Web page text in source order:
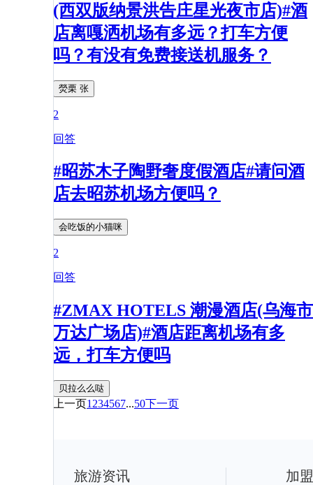
(西双版纳景洪告庄星光夜市店)#酒
店离嘎洒机场有多远？打车方便
吗？有没有免费接送机服务？
熒栗 张
2
回答
#昭苏木子陶野奢度假酒店#请问酒
店去昭苏机场方便吗？
会吃饭的小猫咪
2
回答
#ZMAX HOTELS 潮漫酒店(乌海市
万达广场店)#酒店距离机场有多
远，打车方便吗
贝拉么么哒
上一页1 234567...50下一页
旅游资讯 加